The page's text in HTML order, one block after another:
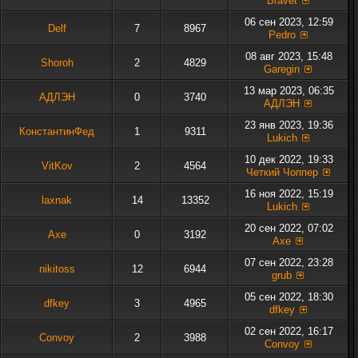
Delf 7 8967
06 сен 2023, 12:59
Pedro
Shoroh 2 4829
08 авг 2023, 15:48
Garegin
АДЛЭН 0 3740
13 мар 2023, 06:35
АДЛЭН
КонстантинФед 1 9311
23 янв 2023, 19:36
Lukich
VitKov 2 4564
10 дек 2022, 19:33
Четкий Чоппер
laxnak 14 13352
16 ноя 2022, 15:19
Lukich
Axe 0 3192
20 сен 2022, 07:02
Axe
nikitoss 12 6944
07 сен 2022, 23:28
grub
dfkey 3 4965
05 сен 2022, 18:30
dfkey
Convoy 2 3988
02 сен 2022, 16:17
Convoy